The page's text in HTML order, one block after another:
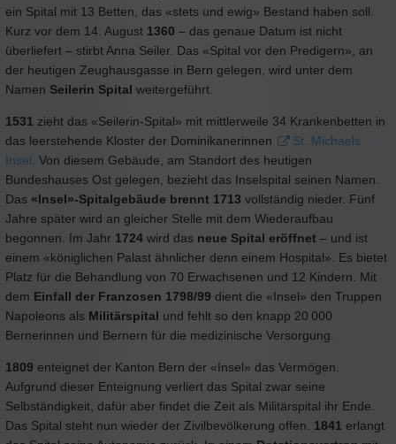
ein Spital mit 13 Betten, das «stets und ewig» Bestand haben soll.
Kurz vor dem 14. August 1360 – das genaue Datum ist nicht
überliefert – stirbt Anna Seiler. Das «Spital vor den Predigern», an
der heutigen Zeughausgasse in Bern gelegen, wird unter dem
Namen Seilerin Spital weitergeführt.
1531 zieht das «Seilerin-Spital» mit mittlerweile 34 Krankenbetten in
das leerstehende Kloster der Dominikanerinnen
St. Michaels
Insel . Von diesem Gebäude, am Standort des heutigen
Bundeshauses Ost gelegen, bezieht das Inselspital seinen Namen.
Das «Insel»-Spitalgebäude brennt 1713 vollständig nieder. Fünf
Jahre später wird an gleicher Stelle mit dem Wiederaufbau
begonnen. Im Jahr 1724 wird das neue Spital eröffnet – und ist
einem «königlichen Palast ähnlicher denn einem Hospital». Es bietet
Platz für die Behandlung von 70 Erwachsenen und 12 Kindern. Mit
dem Einfall der Franzosen 1798/99 dient die «Insel» den Truppen
Napoleons als Militärspital und fehlt so den knapp 20 000
Bernerinnen und Bernern für die medizinische Versorgung.
1809 enteignet der Kanton Bern der «Insel» das Vermögen.
Aufgrund dieser Enteignung verliert das Spital zwar seine
Selbständigkeit, dafür aber findet die Zeit als Militärspital ihr Ende.
Das Spital steht nun wieder der Zivilbevölkerung offen. 1841 erlangt